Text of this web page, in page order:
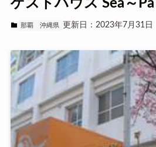
ゲストハウス Sea～
那覇 沖縄県 更新日：2023年7月31日